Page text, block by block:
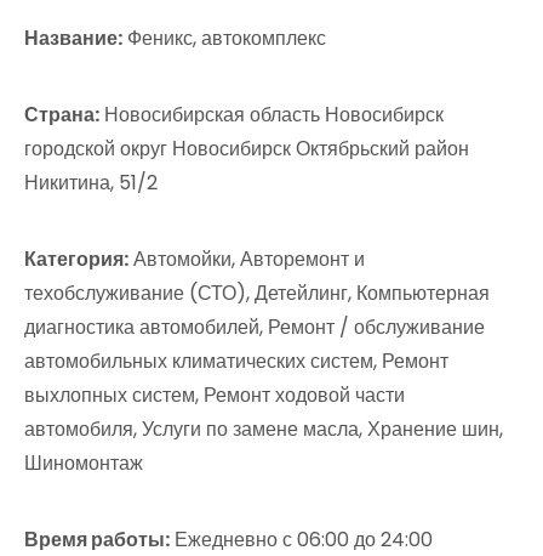
Название: Феникс, автокомплекс
Страна: Новосибирская область Новосибирск
городской округ Новосибирск Октябрьский район
Никитина, 51/2
Категория:Автомойки, Авторемонт и
техобслуживание (СТО), Детейлинг, Компьютерная
диагностика автомобилей, Ремонт / обслуживание
автомобильных климатических систем, Ремонт
выхлопных систем, Ремонт ходовой части
автомобиля, Услуги по замене масла, Хранение шин,
Шиномонтаж
Время работы: Ежедневно с 06:00 до 24:00